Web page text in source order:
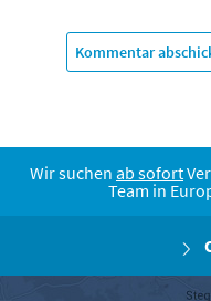
Wir suchen ab sofort
Team in